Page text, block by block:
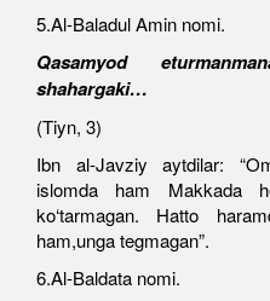
5.Al-Baladul Amin nomi.
Qasamyod
shahargaki…
(Tiyn, 3)
Ibn al-Javziy aytdilar:
islomda ham Makkada
ko‘tarmagan. Hatto
ham,unga tegmagan”.
6.Al-Baldata nomi.